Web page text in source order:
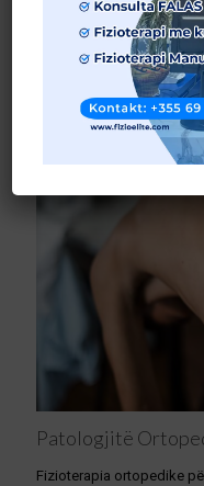
Patologjitë
Fizioterapia ortopedike